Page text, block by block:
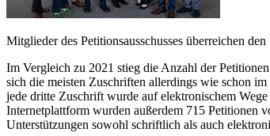
Mitglieder des Petitionsausschusses überreichen
Im Vergleich zu 2021 stieg die Anzahl der
sich die meisten Zuschriften allerdings wie schon
jede dritte Zuschrift wurde auf elektronischem
Internetplattform wurden außerdem 715 Petitionen
Unterstützungen sowohl schriftlich als auch